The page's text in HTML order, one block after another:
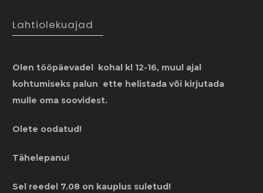
Lahtiolekuajad
Olen tööpäevadel kohal kl 12-16, muul ajal
kohtumiseks palun ette helistada või kirjutada
mulle oma soovidest.
Olete oodatud!
Tähelepanu!
Sel reedel 7.08 on kauplus suletud!